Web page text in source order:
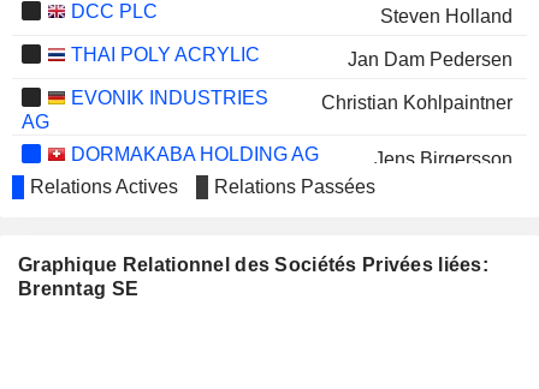
DCC PLC
Steven Holland
THAI POLY ACRYLIC
Jan Dam Pedersen
EVONIK INDUSTRIES
AG
Christian Kohlpaintner
DORMAKABA HOLDING AG
Jens Birgersson
CORTEVA, INC.
INC.
DSM-FIRMENICH
Relations Actives Relations Passées
Graphique Relationnel des Sociétés Privées liées:
Brenntag SE